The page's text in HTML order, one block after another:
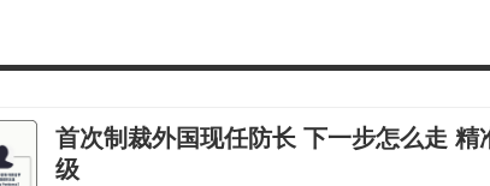
首次制裁外国现任防长 下一步怎么走 精
级